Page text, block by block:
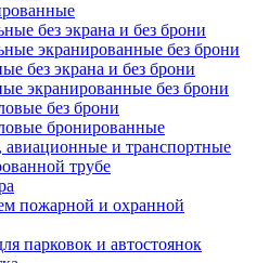
без экрана и без брони
экранированные без брони
без экрана и без брони
экранированные без брони
без брони
бронированные
авиационные и транспортные
трубе
пожарной и охранной
парковок и автостоянок